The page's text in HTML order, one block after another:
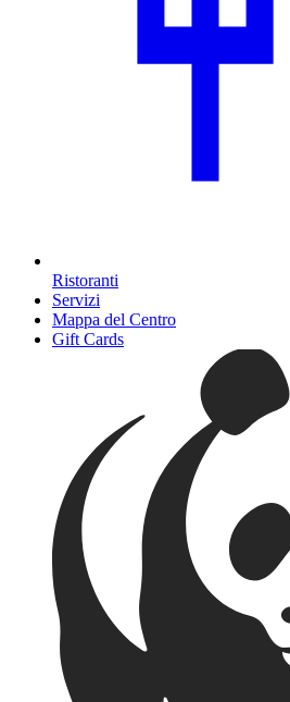
Ristoranti
Servizi
Mappa del Centro
Gift Cards